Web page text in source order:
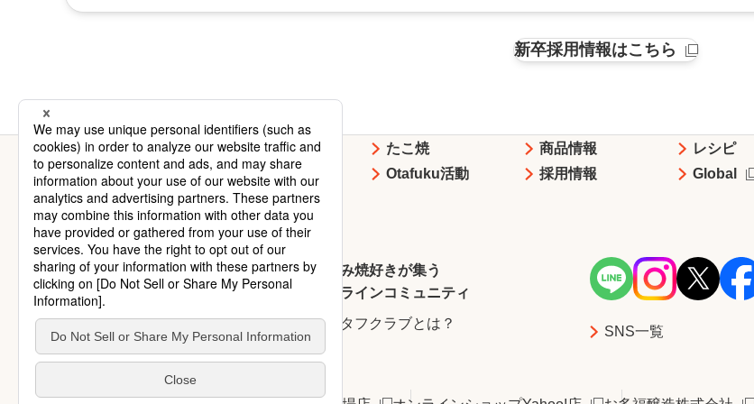
新卒採用情報はこちら
お好み焼 焼そば たこ焼 商品情報 レシピ
イベント・
キャンペーン
企業情報 Otafuku活動 採用情報 Global
お好み焼好きが集う
オンラインコミュニティ
オタフクラブとは？
SNS一覧